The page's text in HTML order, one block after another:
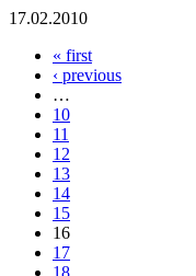
17.02.2010
Pages« first
‹ previous
…
10
11
12
13
14
15
16
17